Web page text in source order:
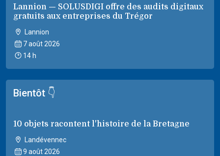
Lannion — SOLUSDIGI offre des audits digitaux
gratuits aux entreprises du Trégor
Lannion
7 août 2026
14 h
Bientôt 👇
10 objets racontent l'histoire de la Bretagne
Landévennec
9 août 2026